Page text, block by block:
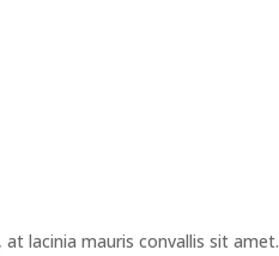
lacinia mauris convallis sit amet.